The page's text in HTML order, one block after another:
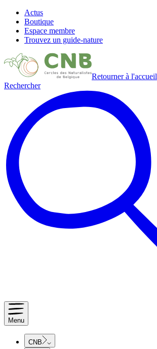
Actus
Boutique
Espace membre
Trouvez un guide-nature
Retourner à l'accueil
Rechercher
Menu
CNB